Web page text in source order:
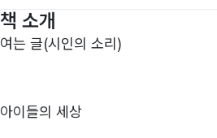
책 소개
여는 글(시인의 소리)
아이들의 세상